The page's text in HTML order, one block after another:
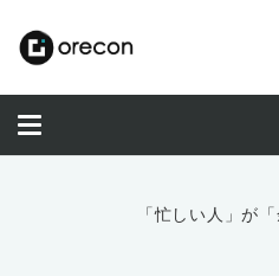
「忙しい人」が